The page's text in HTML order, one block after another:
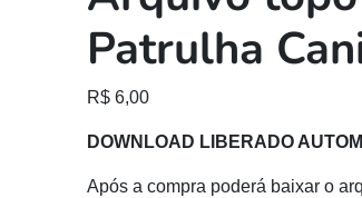
Patrulha
R$ 6,00
DOWNLOAD LIBERADO
Após a compra poderá baixar o